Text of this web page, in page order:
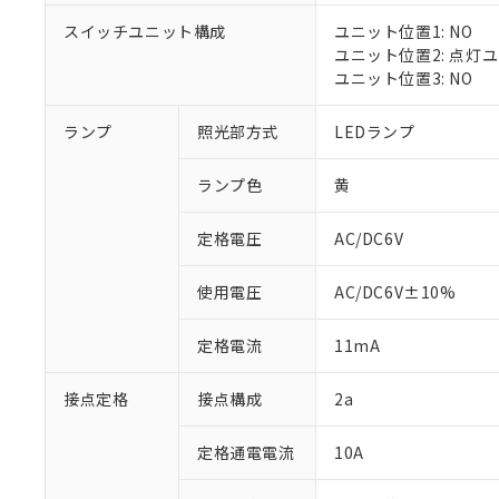
スイッチユニット構成
ユニット位置1: NO
ユニット位置2: 点灯
ユニット位置3: NO
ランプ 照光部方式 LEDランプ
ランプ色 黄
定格電圧 AC/DC6V
使用電圧 AC/DC6V±10%
定格電流 11mA
接点定格 接点構成 2a
定格通電電流 10A
ご利用条件
以下の条件をお読
当社制御機
在庫状況お
のであり、
い。
当社販売員
ている必要
対応予定：EU
対応予定なし：
調査・確認中：
非該当品：ライセ
仕入先様の事情に
があります。
六価クロム(Cr(Ⅵ))
ル（DBP） 1000ppm
但し、RoHS指令で産業
フタル酸エステル類の
※2 対応予定月
※1 中国
「－」：未確認で
*中国RoHS10物質の基
Pb(鉛) :1000ppm、 Hg(
Cr(Ⅵ)(六価クロム) :
DBP(フタル酸ジブチル
「ｅ」：有害物質
う）を輸出
などの必要な
ます。
当社は貴社
当社は、貴
記
号
○ 一定数
△ 一定数
－
在庫な